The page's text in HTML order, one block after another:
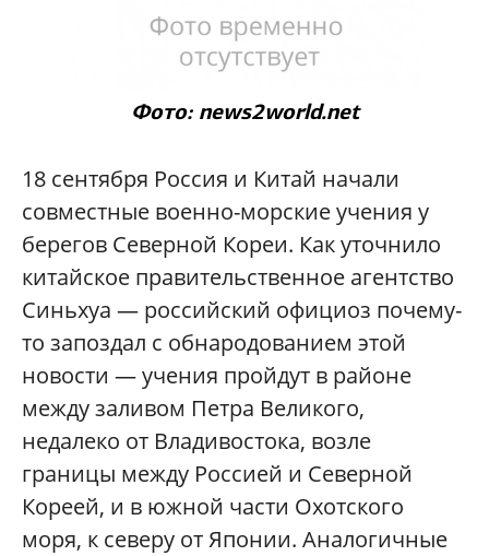
Фото: news2world.net
18 сентября Россия и Китай начали
совместные военно-морские учения у
берегов Северной Кореи. Как уточнило
китайское правительственное агентство
Синьхуа — российский официоз почему-
то запоздал с обнародованием этой
новости — учения пройдут в районе
между заливом Петра Великого,
недалеко от Владивостока, возле
границы между Россией и Северной
Кореей, и в южной части Охотского
моря, к северу от Японии. Аналогичные